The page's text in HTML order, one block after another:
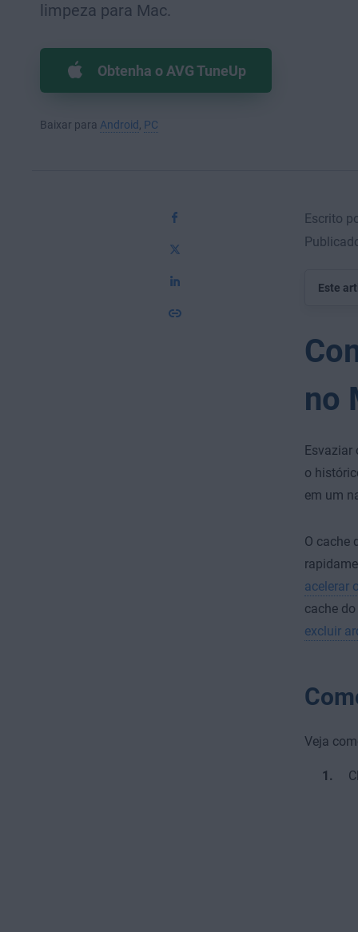
limpeza para Mac.
Obtenha o AVG TuneUp
Baixar para Android PC
Escrito
Este
no
Esvaziar
o
em um
O cache
acelerar
cache
excluir
Veja